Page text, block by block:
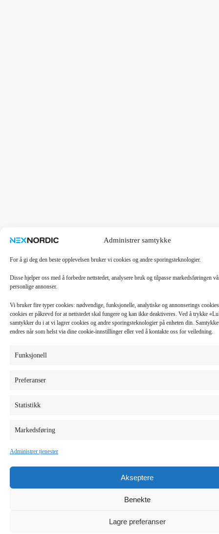
Administrer samtykke
For å gi deg den beste opplevelsen bruker vi cookies og andre sporingsteknologier.
Disse hjelper oss med å forbedre nettstedet, analysere bruk og tilpasse markedsføringen
personlige annonser.
Vi bruker fire typer cookies: nødvendige, funksjonelle, analytiske og annonserings
cookies er påkrevd for at nettstedet skal fungere og kan ikke deaktiveres. Ved å trykke
samtykker du i at vi lagrer cookies og andre sporingsteknologier på enheten din.
endres når som helst via dine cookie-innstillinger eller ved å kontakte oss for veiledning.
Funksjonell
Preferanser
Statistikk
Markedsføring
Administrer tjenester
Akseptere
Benekte
Lagre preferanser